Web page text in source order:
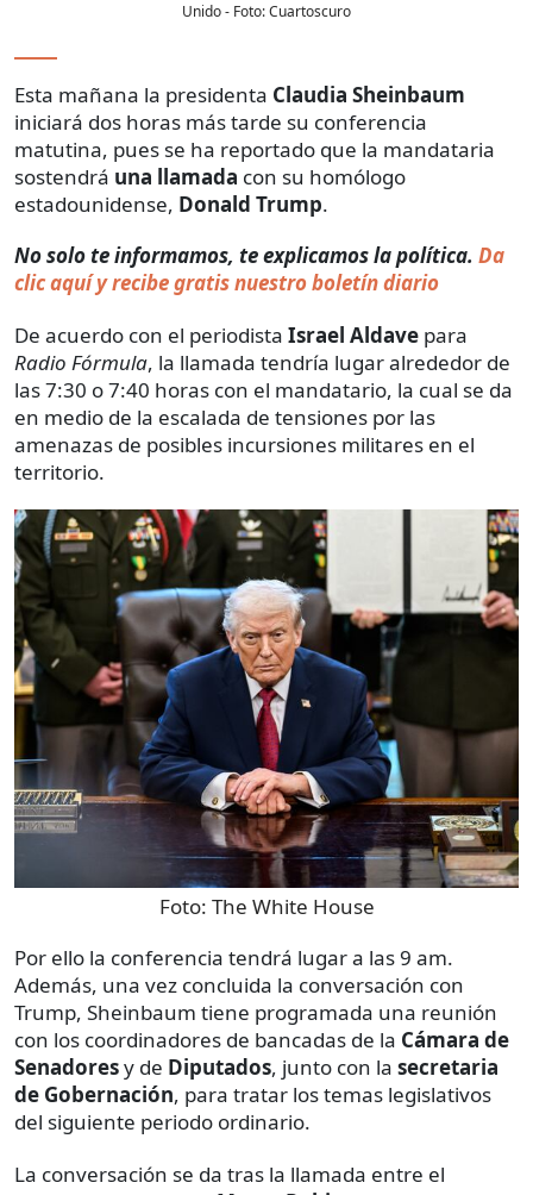
Unido- Foto:Cuartoscuro
Esta mañana la presidenta Claudia Sheinbaum
iniciará dos horas más tarde su conferencia
matutina, pues se ha reportado que la mandataria
sostendrá una llamada con su homólogo
estadounidense, Donald Trump.
No solo te informamos, te explicamos la política. Da
clic aquí y recibe gratis nuestro boletín diario
De acuerdo con el periodista Israel Aldave para
Radio Fórmula, la llamada tendría lugar alrededor de
las 7:30 o 7:40 horas con el mandatario, la cual se da
en medio de la escalada de tensiones por las
amenazas de posibles incursiones militares en el
territorio.
Foto: The White House
Por ello la conferencia tendrá lugar a las 9 am.
Además, una vez concluida la conversación con
Trump, Sheinbaum tiene programada una reunión
con los coordinadores de bancadas de la Cámara de
Senadoresy de Diputados, junto con la secretaria
de Gobernación, para tratar los temas legislativos
del siguiente periodo ordinario.
La conversación se da tras la llamada entre el